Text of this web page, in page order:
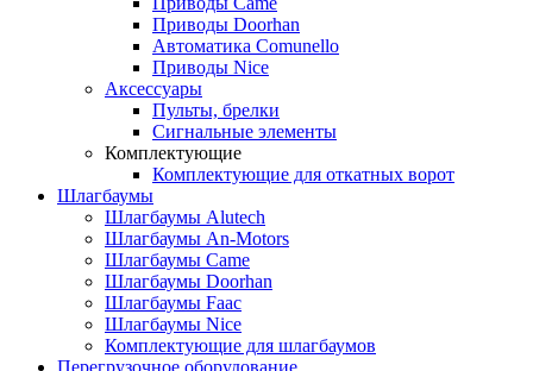
Приводы Doorhan
Автоматика Comunello
Приводы Nice
Аксессуары
Пульты, брелки
Сигнальные элементы
Комплектующие
Комплектующие для откатных ворот
Шлагбаумы
Шлагбаумы Alutech
Шлагбаумы An-Motors
Шлагбаумы Came
Шлагбаумы Doorhan
Шлагбаумы Faac
Шлагбаумы Nice
Комплектующие для шлагбаумов
Перегрузочное оборудование